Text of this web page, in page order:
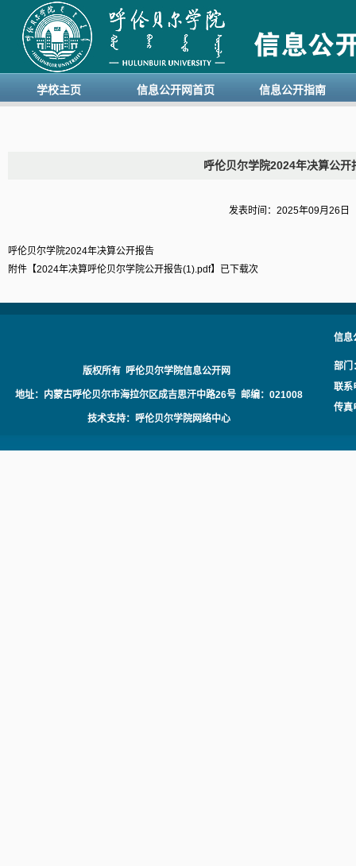
学校主页 信息公开网首页 信息公开指南
呼伦贝尔学院2024年决算公开
发表时间：2025年09月26
呼伦贝尔学院2024年决算公开报告
附件【2024年决算呼伦贝尔学院公开报告(1).pdf】已下载次
版权所有 呼伦贝尔学院信息公开网
地址：内蒙古呼伦贝尔市海拉尔区成吉思汗中路26号 邮编：021008
技术支持：呼伦贝尔学院网络中心
信息
部门
联系
传真